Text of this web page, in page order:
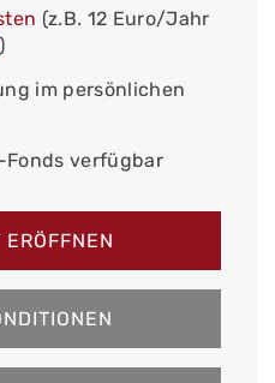
(z.B. 12 Euro/Jahr
)
im persönlichen
Fonds verfügbar